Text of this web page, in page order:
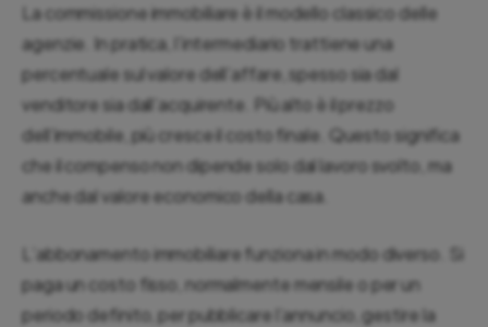
La commissione immobiliare è il modello classico delle
agenzie. In pratica, l’intermediario trattiene una
percentuale sul valore dell’affare, spesso sia dal
venditore sia dall’acquirente. Più alto è il prezzo
dell’immobile, più cresce il costo finale. Questo significa
che il compenso non dipende solo dal lavoro svolto, ma
anche dal valore economico della casa.
L’abbonamento immobiliare funziona in modo diverso. Si
paga un costo fisso, normalmente mensile o per un
periodo definito, per pubblicare l’annuncio, gestire la